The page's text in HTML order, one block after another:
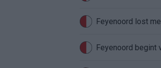
Feyenoord lost
Feyenoord begint